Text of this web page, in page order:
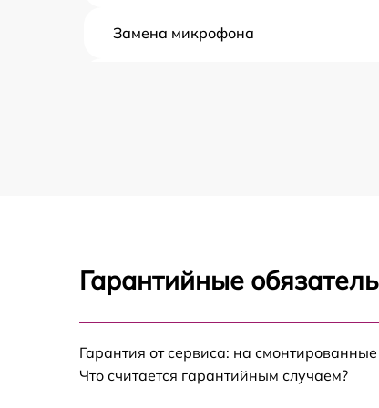
Замена микрофона
Замена шлейфа матрицы
порта)
Гарантийные
Гарантия от сервиса: на
Что считается гарантийным случаем?